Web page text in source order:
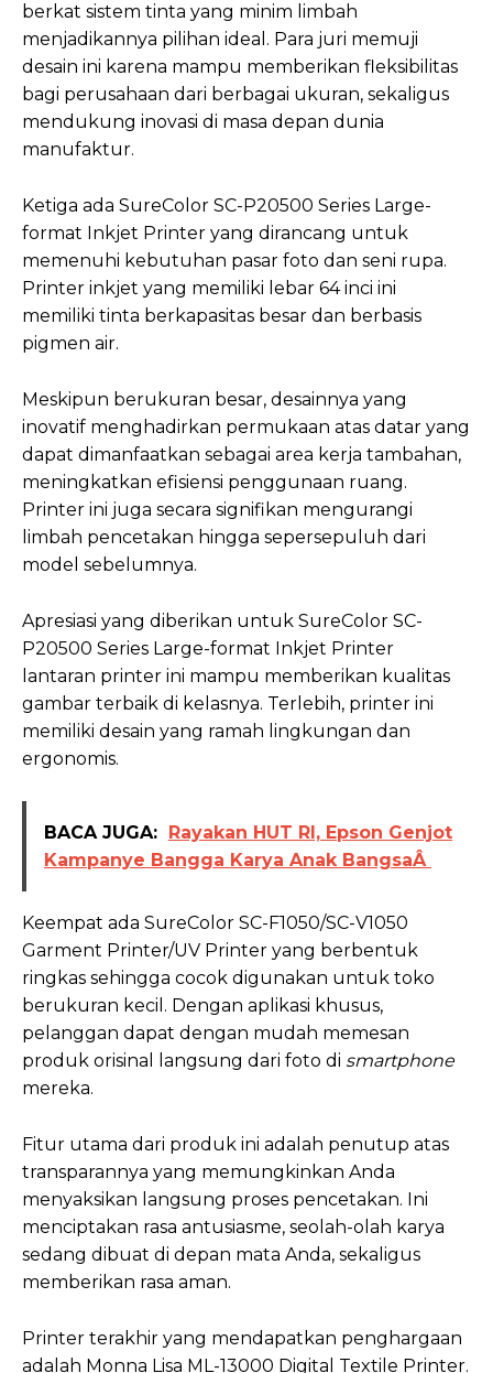
berkat sistem tinta yang minim limbah
menjadikannya pilihan ideal. Para juri memuji
desain ini karena mampu memberikan fleksibilitas
bagi perusahaan dari berbagai ukuran, sekaligus
mendukung inovasi di masa depan dunia
manufaktur.
Ketiga ada SureColor SC-P20500 Series Large-
format Inkjet Printer yang dirancang untuk
memenuhi kebutuhan pasar foto dan seni rupa.
Printer inkjet yang memiliki lebar 64 inci ini
memiliki tinta berkapasitas besar dan berbasis
pigmen air.
Meskipun berukuran besar, desainnya yang
inovatif menghadirkan permukaan atas datar yang
dapat dimanfaatkan sebagai area kerja tambahan,
meningkatkan efisiensi penggunaan ruang.
Printer ini juga secara signifikan mengurangi
limbah pencetakan hingga sepersepuluh dari
model sebelumnya.
Apresiasi yang diberikan untuk SureColor SC-
P20500 Series Large-format Inkjet Printer
lantaran printer ini mampu memberikan kualitas
gambar terbaik di kelasnya. Terlebih, printer ini
memiliki desain yang ramah lingkungan dan
ergonomis.
BACA JUGA: Rayakan HUT RI, Epson Genjot
Kampanye Bangga Karya Anak BangsaÂ
Keempat ada SureColor SC-F1050/SC-V1050
Garment Printer/UV Printer yang berbentuk
ringkas sehingga cocok digunakan untuk toko
berukuran kecil. Dengan aplikasi khusus,
pelanggan dapat dengan mudah memesan
produk orisinal langsung dari foto di smartphone
mereka.
Fitur utama dari produk ini adalah penutup atas
transparannya yang memungkinkan Anda
menyaksikan langsung proses pencetakan. Ini
menciptakan rasa antusiasme, seolah-olah karya
sedang dibuat di depan mata Anda, sekaligus
memberikan rasa aman.
Printer terakhir yang mendapatkan penghargaan
adalah Monna Lisa ML-13000 Digital Textile Printer.